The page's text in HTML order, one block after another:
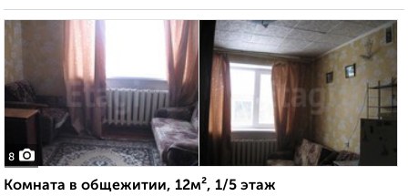
8
Комната в общежитии, 12м², 1/5 этаж